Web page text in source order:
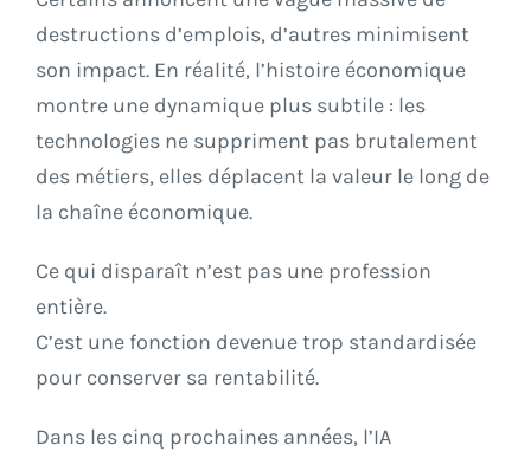
destructions d’emplois, d’autres minimisent
son impact. En réalité, l’histoire économique
montre une dynamique plus subtile : les
technologies ne suppriment pas brutalement
des métiers, elles déplacent la valeur le long de
la chaîne économique.
Ce qui disparaît n’est pas une profession
entière.
C’est une fonction devenue trop standardisée
pour conserver sa rentabilité.
Dans les cinq prochaines années, l’IA